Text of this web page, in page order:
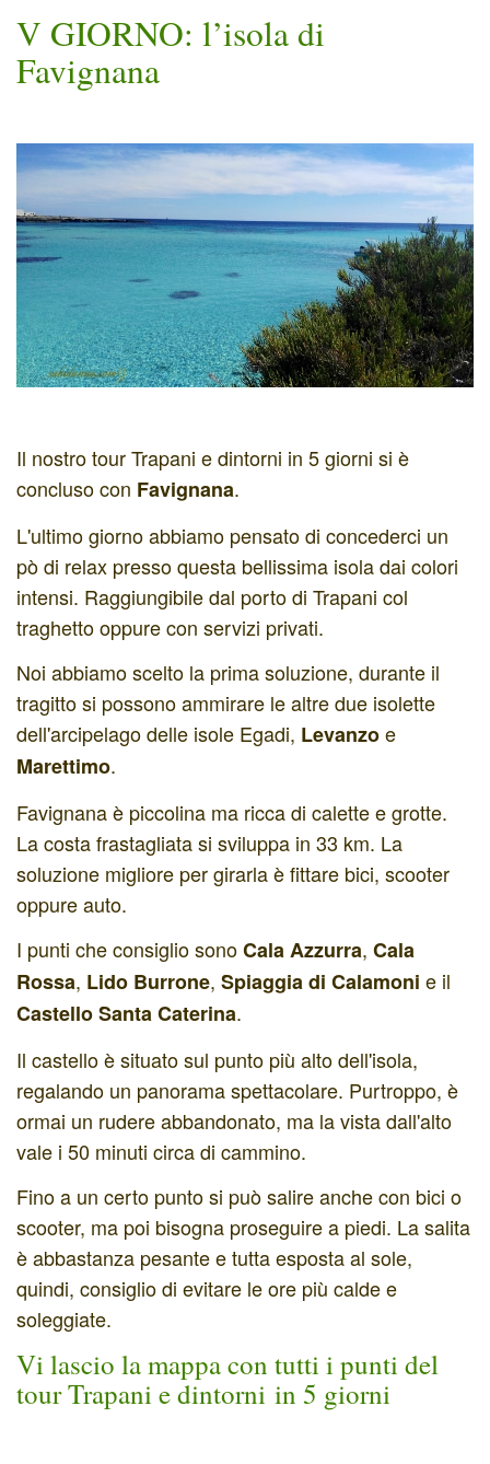
V GIORNO: l’isola di
Favignana
Il nostro tour Trapani e dintorni in 5 giorni si è
concluso con Favignana.
L'ultimo giorno abbiamo pensato di concederci un
pò di relax presso questa bellissima isola dai colori
intensi. Raggiungibile dal porto di Trapani col
traghetto oppure con servizi privati.
Noi abbiamo scelto la prima soluzione, durante il
tragitto si possono ammirare le altre due isolette
dell'arcipelago delle isole Egadi, Levanzoe
Marettimo.
Favignana è piccolina ma ricca di calette e grotte.
La costa frastagliata si sviluppa in 33 km. La
soluzione migliore per girarla è fittare bici, scooter
oppure auto.
I punti che consiglio sonoCala Azzurra, Cala
Rossa, Lido Burrone, Spiaggia di Calamoni e il
Castello Santa Caterina.
Il castello è situato sul punto più alto dell'isola,
regalando un panorama spettacolare. Purtroppo, è
ormai un rudere abbandonato, ma la vista dall'alto
vale i 50 minuti circa di cammino.
Fino a un certo punto si può salire anche con bici o
scooter, ma poi bisogna proseguire a piedi. La salita
è abbastanza pesante e tutta esposta al sole,
quindi, consiglio di evitare le ore più calde e
soleggiate.
Vi lascio la mappa con tutti i punti del
tour Trapani e dintorni in 5 giorni